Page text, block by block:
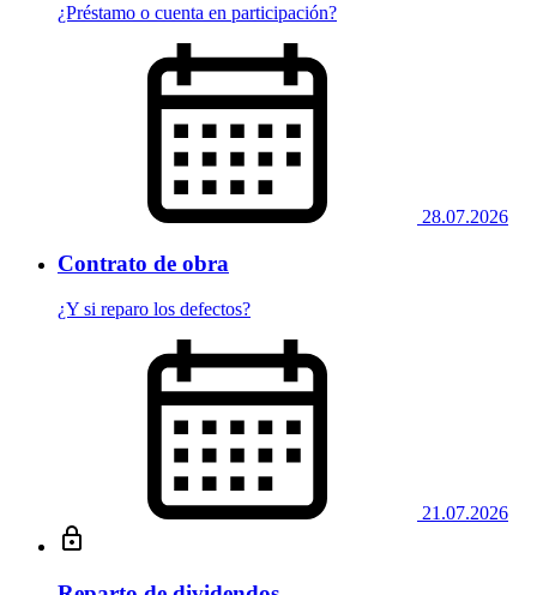
¿Préstamo o cuenta en participación?
28.07.2026
Contrato de obra
¿Y si reparo los defectos?
21.07.2026